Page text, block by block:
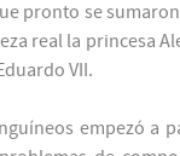
pronto se
real la princesa
VII.
empezó a